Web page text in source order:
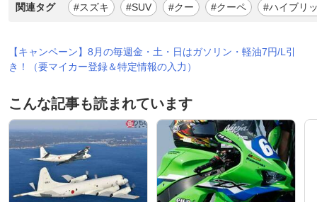
関連タグ #スズキ #SUV #クー #クーペ #ハイブリ
【キャンペーン】8月の毎週金・土・日はガソリン・軽油7円/L引
き！（要マイカー登録＆特定情報の入力）
こんな記事も読まれています